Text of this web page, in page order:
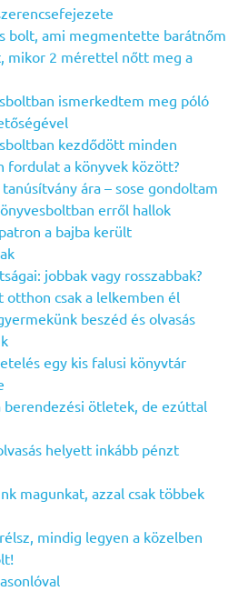
bolt, ami megmentette barátnőm
mikor 2 mérettel nőtt meg a
ismerkedtem meg póló
kezdődött minden
fordulat a könyvek között?
ára – sose gondoltam
erről hallok
a bajba került
jobbak vagy rosszabbak?
otthon csak a lelkemben él
beszéd és olvasás
egy kis falusi könyvtár
berendezési ötletek, de ezúttal
helyett inkább pénzt
magunkat, azzal csak többek
mindig legyen a közelben